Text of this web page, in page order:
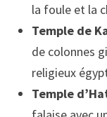
la foule et la
Temple de
de colonnes
religieux
Temple